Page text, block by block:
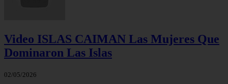
Video ISLAS CAIMAN Las Mujeres Que
Dominaron Las Islas
02/05/2026